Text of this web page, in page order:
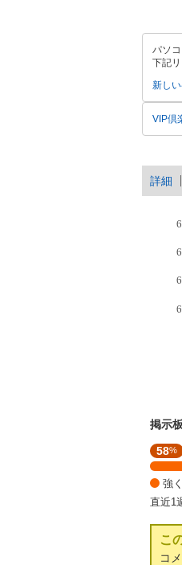
パソ
下記
新し
VIP倶
詳細
掲示
強
く
買
い
い
58%
強
直近1
こ
コ